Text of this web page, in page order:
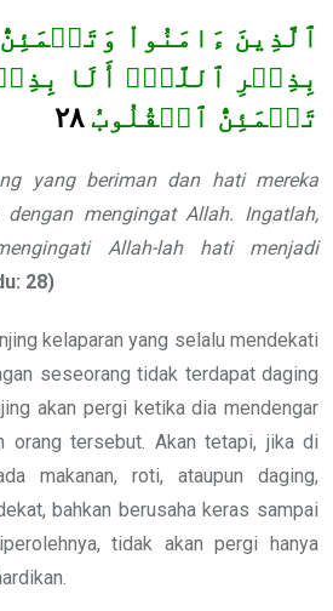
ٱلَّذِينَ ءَامَنُواْ
بِذِكۡرِ ٱللَّهِۗ أَلَا
تَطۡمَئِنُّ ٱلۡقُلُوبُ ٢٨
yang beriman dan hati mereka
mengingat Allah. Ingatlah,
Allah-lah hati menjadi
28)
kelaparan yang selalu mendekati
seseorang tidak terdapat daging
akan pergi ketika dia mendengar
orang tersebut. Akan tetapi, jika di
makanan, roti, ataupun daging,
bahkan berusaha keras sampai
tidak akan pergi hanya